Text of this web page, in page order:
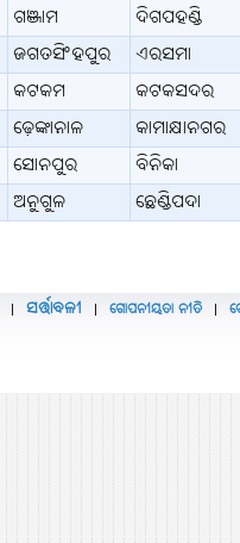
ଗଞ୍ଜାମ
ଦିଗପହଣ୍ଡି
ଜଗତସିଂହପୁର
ଏରସମା
କଟକମ
କଟକସଦର
ଢ଼େଙ୍କାନାଳ
କାମାକ୍ଷାନଗର
ସୋନପୁର
ବିନିକା
ଅନୁଗୁଳ ଛେଣ୍ଡିପଦା
| ସର୍ତ୍ତାବଳୀ | ଗୋପନୀୟତା ନୀତି |